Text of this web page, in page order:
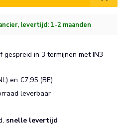
levertijd: 1-2 maanden
in 3 termijnen met IN3
en €7,95 (BE)
leverbaar
snelle levertijd